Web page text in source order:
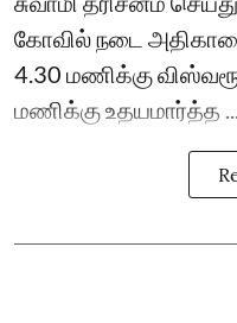
கோவில் நடை
4.30 மணிக்கு
மணிக்கு உதயமார்த்த